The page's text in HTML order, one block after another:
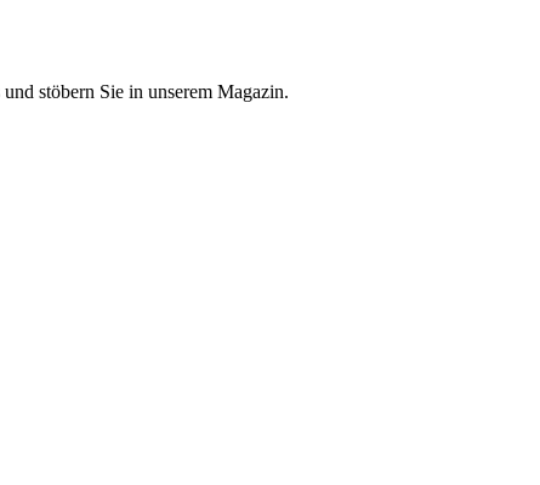
stöbern Sie in unserem Magazin.